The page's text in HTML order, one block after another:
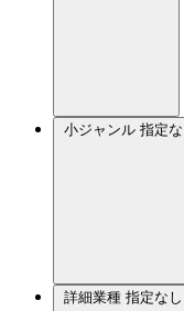
小ジャンル 指定な
詳細業種 指定なし